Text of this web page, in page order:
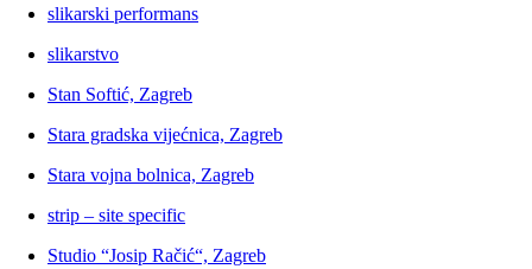
slikarski performans
slikarstvo
Stan Softić, Zagreb
Stara gradska vijećnica, Zagreb
Stara vojna bolnica, Zagreb
strip – site specific
Studio “Josip Račić“, Zagreb